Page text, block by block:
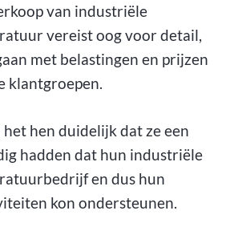
van industriële
vereist oog voor detail,
met belastingen en prijzen
klantgroepen.
hen duidelijk dat ze een
hadden dat hun industriële
en dus hun
kon ondersteunen.